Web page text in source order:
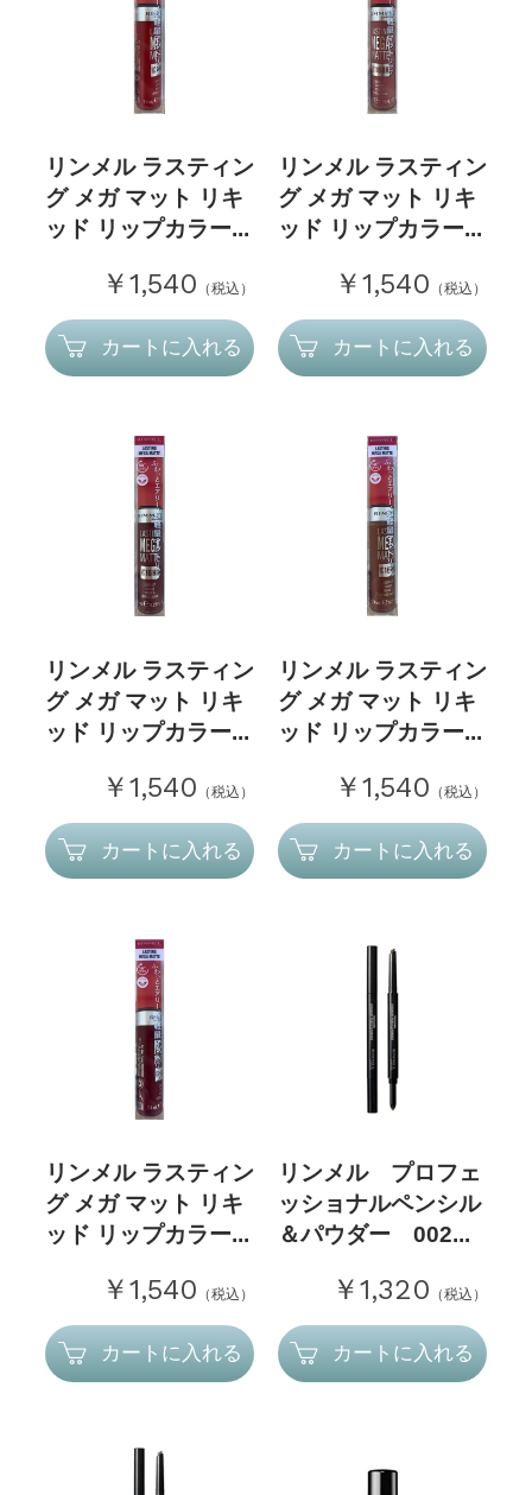
リンメル ラスティン
グ メガ マット リキ
ッド リップカラー...
￥1,540 （税込）
カートに入れる
リンメル ラスティン
グ メガ マット リキ
ッド リップカラー...
￥1,540 （税込）
カートに入れる
リンメル ラスティン
グ メガ マット リキ
ッド リップカラー...
￥1,540 （税込）
カートに入れる
リンメル ラスティン
グ メガ マット リキ
ッド リップカラー...
￥1,540 （税込）
カートに入れる
リンメル ラスティン
グ メガ マット リキ
ッド リップカラー...
￥1,540 （税込）
カートに入れる
リンメル プロフェ
ッショナルペンシル
＆パウダー 002...
￥1,320 （税込）
カートに入れる